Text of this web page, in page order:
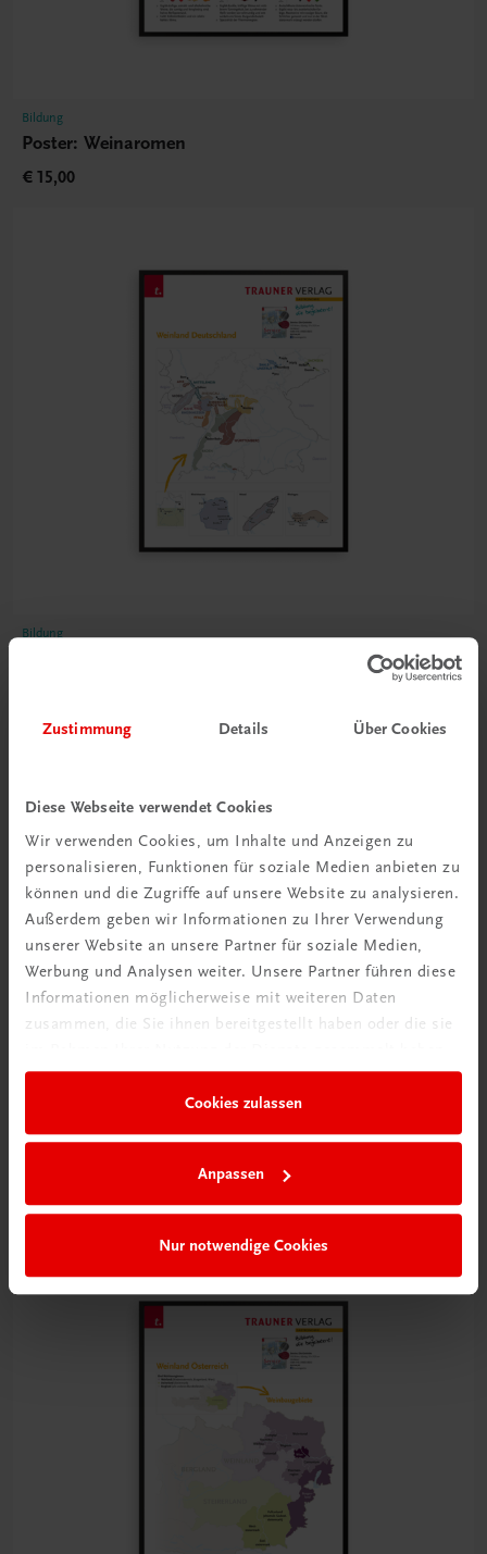
Zustimmung Details Über Cookies
Diese Webseite verwendet Cookies
Wir verwenden Cookies, um Inhalte und Anzeigen zu
personalisieren, Funktionen für soziale Medien anbieten zu
können und die Zugriffe auf unsere Website zu analysieren.
Außerdem geben wir Informationen zu Ihrer Verwendung
unserer Website an unsere Partner für soziale Medien,
Werbung und Analysen weiter. Unsere Partner führen diese
Informationen möglicherweise mit weiteren Daten
zusammen, die Sie ihnen bereitgestellt haben oder die sie
Cookies zulassen
Anpassen
Nur notwendige Cookies
Bildung
Poster: Weinaromen
€ 15,00
Bildung
Bildung
Poster: Weinland Frankreich
€ 15,00